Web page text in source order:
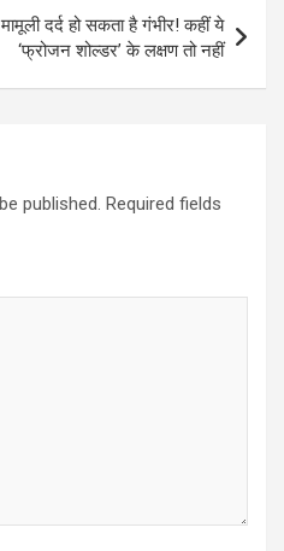
दर्द हो सकता है गंभीर! कहीं ये
‘फ्रोजन शोल्डर’ के लक्षण तो नहीं
published. Required fields